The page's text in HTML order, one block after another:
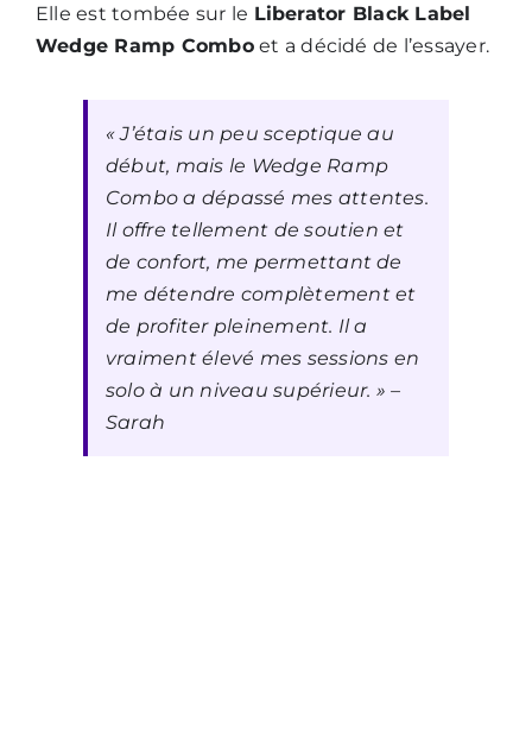
Elle est tombée sur le Liberator Black Label
Wedge Ramp Comboet a décidé de l’essayer.
« J’étais un peu sceptique au
début, mais le Wedge Ramp
Combo a dépassé mes attentes.
Il offre tellement de soutien et
de confort, me permettant de
me détendre complètement et
de profiter pleinement. Il a
vraiment élevé mes sessions en
solo à un niveau supérieur. » –
Sarah